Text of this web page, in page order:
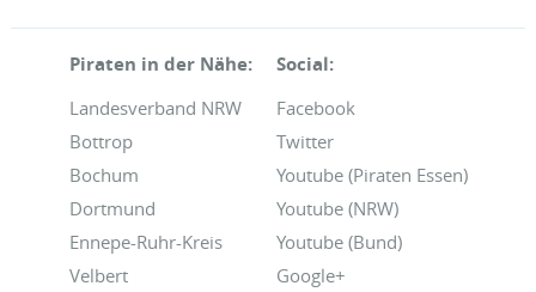
Piraten in der Nähe:
Landesverband NRW
Bottrop
Bochum
Dortmund
Ennepe-Ruhr-Kreis
Velbert
Social:
Facebook
Twitter
Youtube (Piraten Essen)
Youtube (NRW)
Youtube (Bund)
Google+